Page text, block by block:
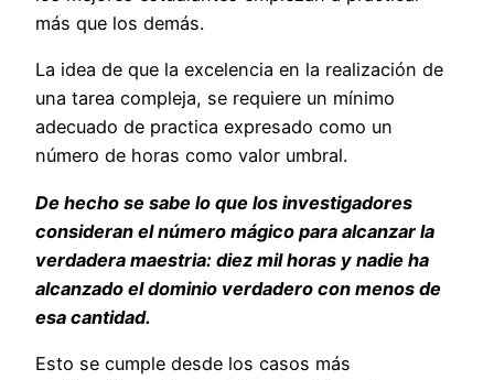
más que los demás.
La idea de que la excelencia en la realización de
una tarea compleja, se requiere un mínimo
adecuado de practica expresado como un
número de horas como valor umbral.
De hecho se sabe lo que los investigadores
consideran el número mágico para alcanzar la
verdadera maestria: diez mil horas y nadie ha
alcanzado el dominio verdadero con menos de
esa cantidad.
Esto se cumple desde los casos más